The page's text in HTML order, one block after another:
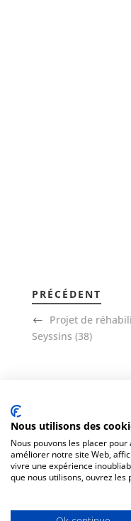
PRÉCÉDENT
Projet de
Seyssins (38)
Audit
Nous utilisons des
Nous pouvons les placer
améliorer notre site Web,
vivre une expérience
que nous utilisons, ouvrez les